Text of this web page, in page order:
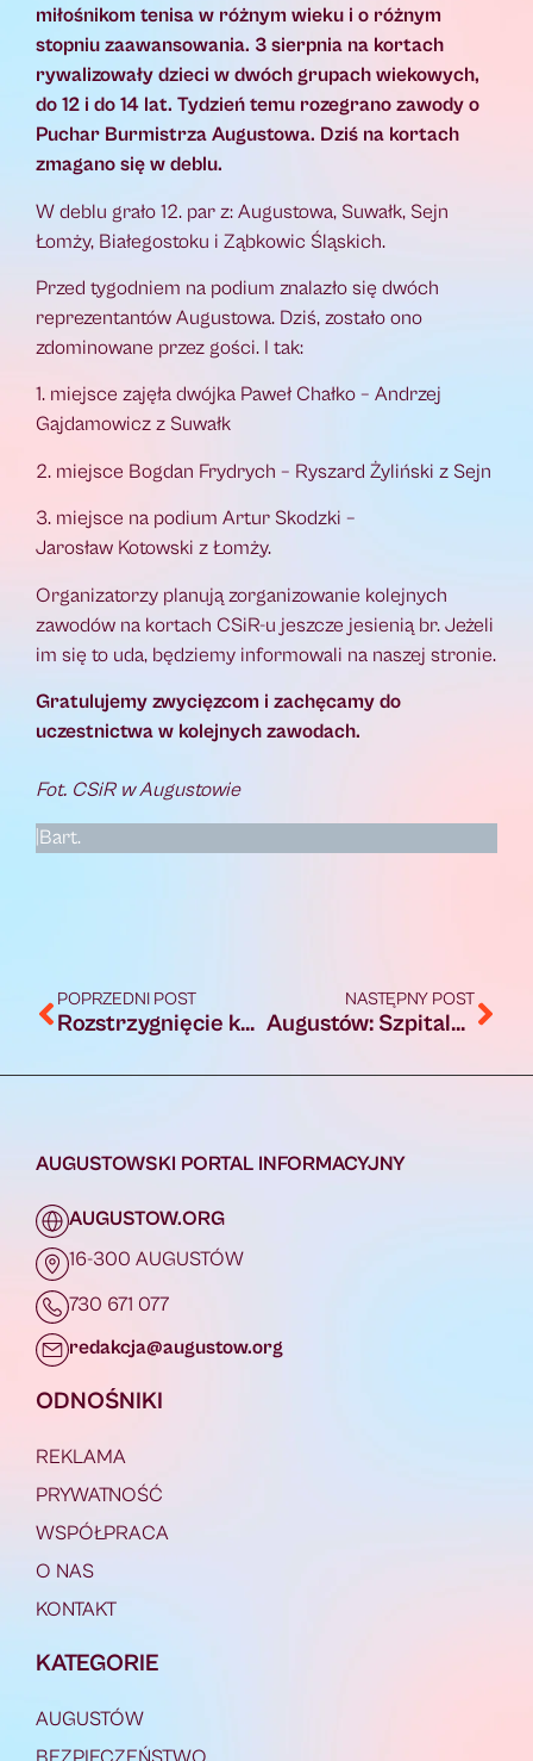
miłośnikom tenisa w różnym wieku i o różnym
stopniu zaawansowania. 3 sierpnia na kortach
rywalizowały dzieci w dwóch grupach wiekowych,
do 12 i do 14 lat. Tydzień temu rozegrano zawody o
Puchar Burmistrza Augustowa. Dziś na kortach
zmagano się w deblu.
W deblu grało 12. par z: Augustowa, Suwałk, Sejn
Łomży, Białegostoku i Ząbkowic Śląskich.
Przed tygodniem na podium znalazło się dwóch
reprezentantów Augustowa. Dziś, zostało ono
zdominowane przez gości. I tak:
1. miejsce zajęła dwójka Paweł Chałko – Andrzej
Gajdamowicz z Suwałk
2. miejsce Bogdan Frydrych – Ryszard Żyliński z Sejn
3. miejsce na podium Artur Skodzki –
Jarosław Kotowski z Łomży.
Organizatorzy planują zorganizowanie kolejnych
zawodów na kortach CSiR-u jeszcze jesienią br. Jeżeli
im się to uda, będziemy informowali na naszej stronie.
Gratulujemy zwycięzcom i zachęcamy do
uczestnictwa w kolejnych zawodach.
Fot. CSiR w Augustowie
|Bart.
POPRZEDNI POST
Rozstrzygnięcie konkursu „Kapliczki Podlaskie 2025 – ocalić od zapomnienia”
NASTĘPNY POST
Augustów: Szpitala w Augustowie uzyskał Certyfikat Akredytacyjny Ministerstwa Zdrowia [Foto, Video]
AUGUSTOWSKI PORTAL INFORMACYJNY
AUGUSTOW.ORG
16-300 AUGUSTÓW
730 671 077
redakcja@augustow.org
ODNOŚNIKI
REKLAMA
PRYWATNOŚĆ
WSPÓŁPRACA
O NAS
KONTAKT
KATEGORIE
AUGUSTÓW